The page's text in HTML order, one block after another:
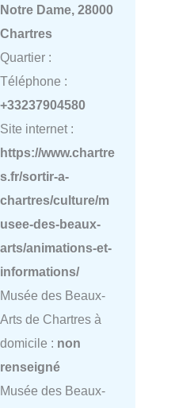
Notre Dame, 28000
Chartres
Quartier :
Téléphone :
+33237904580
Site internet :
https://www.chartre
s.fr/sortir-a-
chartres/culture/m
usee-des-beaux-
arts/animations-et-
informations/
Musée des Beaux-
Arts de Chartres à
domicile : non
renseigné
Musée des Beaux-